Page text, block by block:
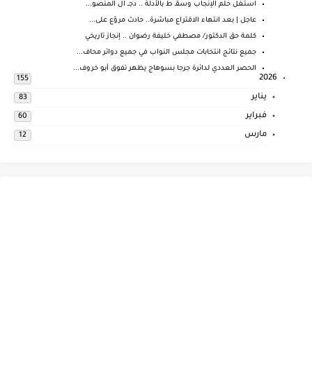
استغل حلم الإنجاب وسقـ ط بالأدلة .. دجــ ال المنصو...
عاجل | بعد انتهاء الاقتراع مباشرة.. حادث مروّع على...
كلمة حق الدكتور/ مصطفي خليفة رضوان .. إنجاز تاريخي
جميع نتائج انتخابات مجلس النواب في جميع دوائر محاف...
الحصر العددي لدائرة جرجا بسوهاج يظهر تفوق أبو خروف...
2026
155
يناير 83
فبراير 60
مارس 12